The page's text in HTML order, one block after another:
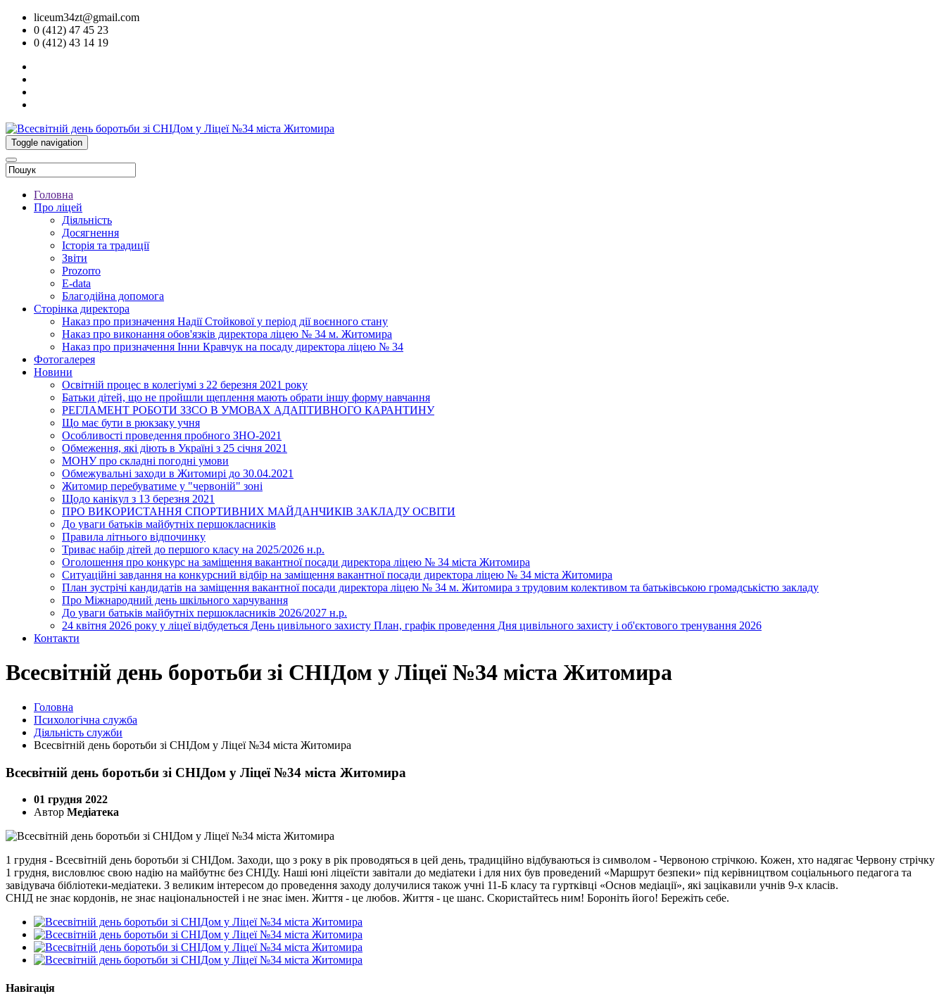
liceum34zt@gmail.com
0 (412) 47 45 23
0 (412) 43 14 19
Toggle navigation
Головна
Про ліцей
Діяльність
Досягнення
Історія та традиції
Звіти
Prozorro
E-data
Благодійна допомога
Сторінка директора
Наказ про призначення Надії Стойкової у період дії воєнного стану
Наказ про виконання обов'язків директора ліцею № 34 м. Житомира
Наказ про призначення Інни Кравчук на посаду директора ліцею № 34
Фотогалерея
Новини
Освітній процес в колегіумі з 22 березня 2021 року
Батьки дітей, що не пройшли щеплення мають обрати іншу форму навчання
РЕГЛАМЕНТ РОБОТИ ЗЗСО В УМОВАХ АДАПТИВНОГО КАРАНТИНУ
Що має бути в рюкзаку учня
Особливості проведення пробного ЗНО-2021
Обмеження, які діють в Україні з 25 січня 2021
МОНУ про складні погодні умови
Обмежувальні заходи в Житомирі до 30.04.2021
Житомир перебуватиме у "червоній" зоні
Щодо канікул з 13 березня 2021
ПРО ВИКОРИСТАННЯ СПОРТИВНИХ МАЙДАНЧИКІВ ЗАКЛАДУ ОСВІТИ
До уваги батьків майбутніх першокласників
Правила літнього відпочинку
Триває набір дітей до першого класу на 2025/2026 н.р.
Оголошення про конкурс на заміщення вакантної посади директора ліцею № 34 міста Житомира
Ситуаційні завдання на конкурсний відбір на заміщення вакантної посади директора ліцею № 34 міста Житомира
План зустрічі кандидатів на заміщення вакантної посади директора ліцею № 34 м. Житомира з трудовим колективом та батьківською громадськістю закладу
Про Міжнародний день шкільного харчування
До уваги батьків майбутніх першокласників 2026/2027 н.р.
24 квітня 2026 року у ліцеї відбудеться День цивільного захисту План, графік проведення Дня цивільного захисту і об'єктового тренування 2026
Контакти
Всесвітній день боротьби зі СНІДом у Ліцеї №34 міста Житомира
Головна
Психологічна служба
Діяльність служби
Всесвітній день боротьби зі СНІДом у Ліцеї №34 міста Житомира
Всесвітній день боротьби зі СНІДом у Ліцеї №34 міста Житомира
01 грудня 2022
Автор Медіатека
1 грудня - Всесвітній день боротьби зі СНІДом. Заходи, що з року в рік проводяться в цей день, традиційно відбуваються із символом - Червоною стрічкою. Кожен, хто надягає Червону стрічку
1 грудня, висловлює свою надію на майбутнє без СНІДу. Наші юні ліцеїсти завітали до медіатеки і для них був проведений «Маршрут безпеки» під керівництвом соціальнього педагога та
завідувача бібліотеки-медіатеки. З великим інтересом до проведення заходу долучилися також учні 11-Б класу та гуртківці «Основ медіації», які зацікавили учнів 9-х класів.
СНІД не знає кордонів, не знає національностей і не знає імен. Життя - це любов. Життя - це шанс. Скористайтесь ним! Бороніть його! Бережіть себе.
Навігація